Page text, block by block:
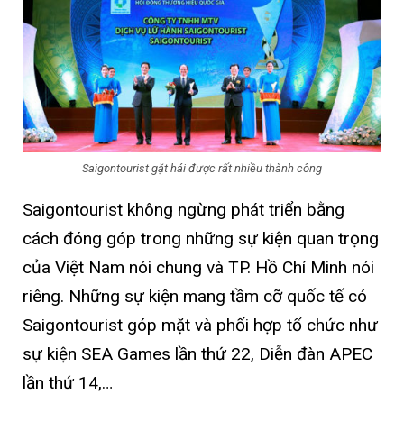
Saigontourist gặt hái được rất nhiều thành công
Saigontourist không ngừng phát triển bằng
cách đóng góp trong những sự kiện quan trọng
của Việt Nam nói chung và TP. Hồ Chí Minh nói
riêng. Những sự kiện mang tầm cỡ quốc tế có
Saigontourist góp mặt và phối hợp tổ chức như
sự kiện SEA Games lần thứ 22, Diễn đàn APEC
lần thứ 14,…